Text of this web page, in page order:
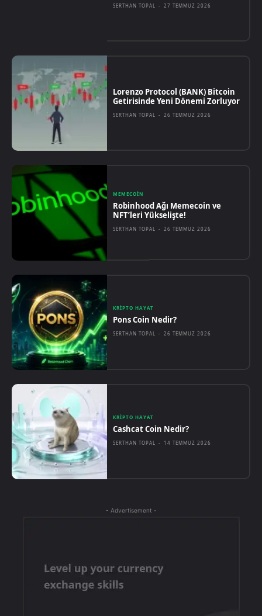
SERTHAN TOPAL - 27 TEMMUZ 2026
Lorenzo Protocol (BANK) Bitcoin
Getirisinde Yeni Dönemi Zorluyor
SERTHAN TOPAL - 26 TEMMUZ 2026
MEMECOIN
Robinhood Ağı Memecoin ve
NFT’leri Yükselişte!
SERTHAN TOPAL - 26 TEMMUZ 2026
KRIPTO HAYAT
Pons Coin Nedir?
SERTHAN TOPAL - 26 TEMMUZ 2026
KRIPTO HAYAT
Cashcat Coin Nedir?
SERTHAN TOPAL - 14 TEMMUZ 2026
- Advertisement -